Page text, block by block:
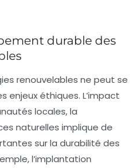
durable des
renouvelables ne peut se
enjeux éthiques. L’impact
locales, la
naturelles implique de
sur la durabilité des
l’implantation